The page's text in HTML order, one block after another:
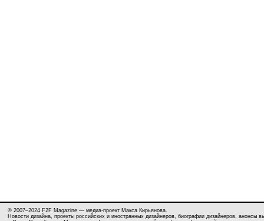
© 2007–2024 F2F Magazine — медиа-проект Макса Кирьянова.
Новости дизайна, проекты российских и иностранных дизайнеров, биографии дизайнеров, анонсы